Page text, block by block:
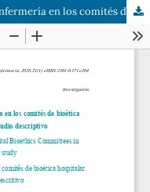
Participación de profesionales de enfermería en los comités de bioética hospitalaria en Argentina